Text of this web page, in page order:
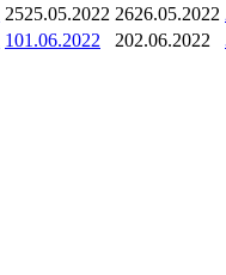
2525.05.2022 2626.05.2022
101.06.2022 202.06.2022